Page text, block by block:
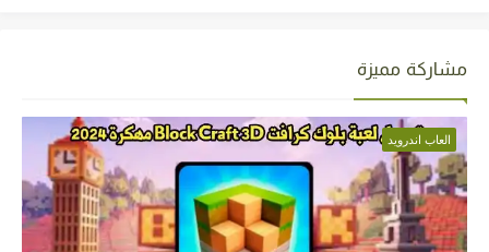
مشاركة مميزة
العاب اندرويد